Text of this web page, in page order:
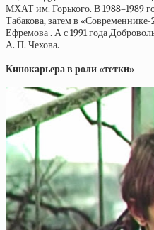
МХАТ им. Горького. В 1988–1989
Табакова, затем в
Ефремова . А с 1991 года
А. П. Чехова.
Кинокарьера в роли «тетки»